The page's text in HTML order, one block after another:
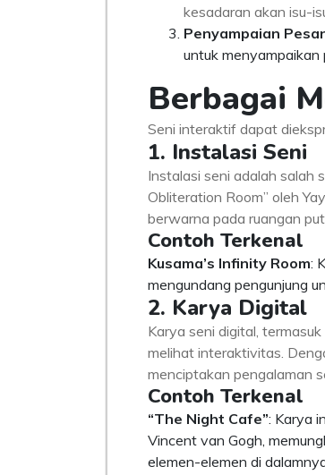
kesadaran akan isu-
Penyampaian
untuk
Berbagai
Seni interaktif dapat
1. Instalasi Seni
Instalasi seni adalah salah
Obliteration Room” oleh
berwarna pada ruangan
Contoh Terkenal
Kusama’s Infinity Room:
mengundang pengunjung
2. Karya Digital
Karya seni digital,
melihat interaktivitas.
menciptakan pengalaman
Contoh Terkenal
“The Night Cafe”: Karya
Vincent van Gogh,
elemen-elemen di